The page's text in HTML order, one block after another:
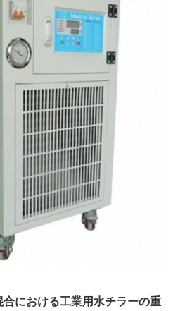
における工業用水チラーの重